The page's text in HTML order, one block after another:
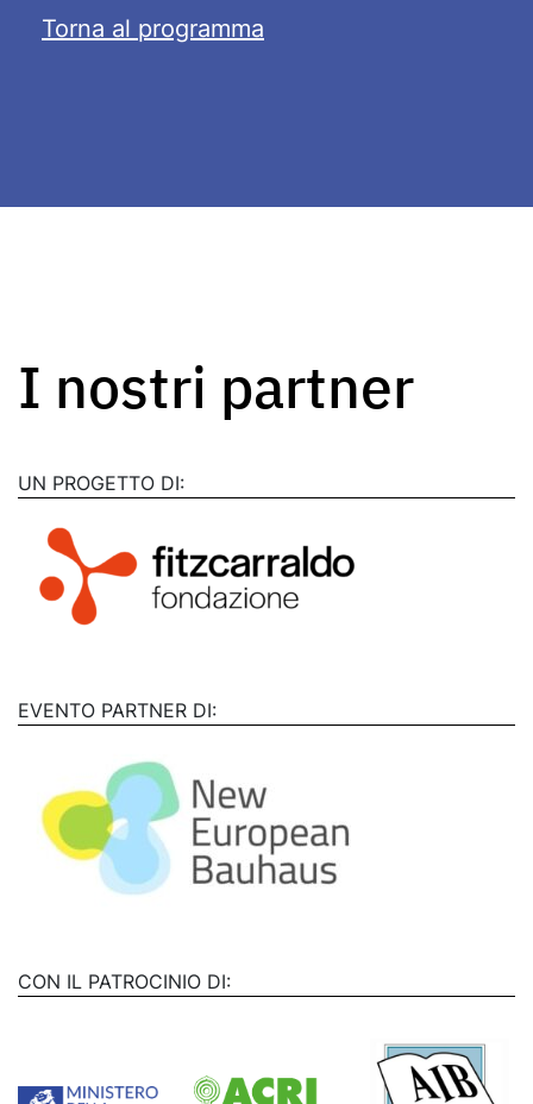
Torna al programma
I nostri partner
UN PROGETTO DI:
EVENTO PARTNER DI:
CON IL PATROCINIO DI: